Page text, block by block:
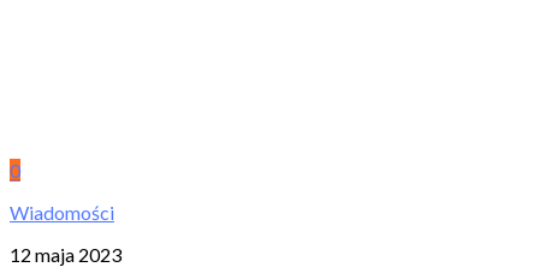
0
Wiadomości
12 maja 2023